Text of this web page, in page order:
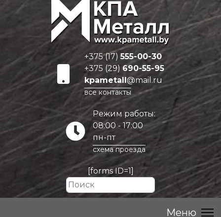
+375 (17)555-00-30
+375 (29) 690-55-95
kpametall@mail.ru
все контакты
Режим работы:
08:00 - 17:00
пн-пт
схема проезда
[forms ID=1]